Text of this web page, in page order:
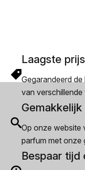
Laagste prijs
Gegarandeerd
van verschillende
Op onze website
parfum met onze
Bespaar tijd